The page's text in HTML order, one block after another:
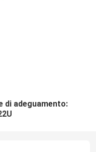
di adeguamento: